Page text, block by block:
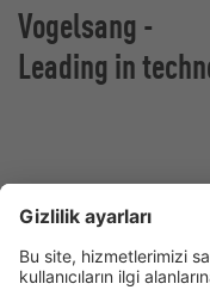
Vogelsang -
Leading in
Holthoege 10-14
49632 Essen